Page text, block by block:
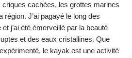
criques cachées, les grottes marines
région. J’ai pagayé le long des
j’ai été émerveillé par la beauté
et des eaux cristallines. Que
le kayak est une activité